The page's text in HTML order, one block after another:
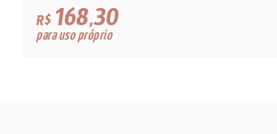
R$168,30
para uso próprio